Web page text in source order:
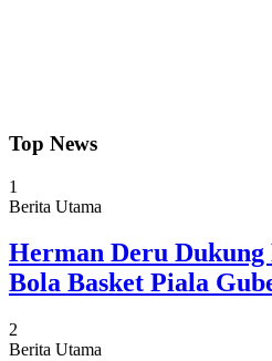
Top News
1
Berita Utama
Herman Deru
Bola Basket Piala
2
Berita Utama